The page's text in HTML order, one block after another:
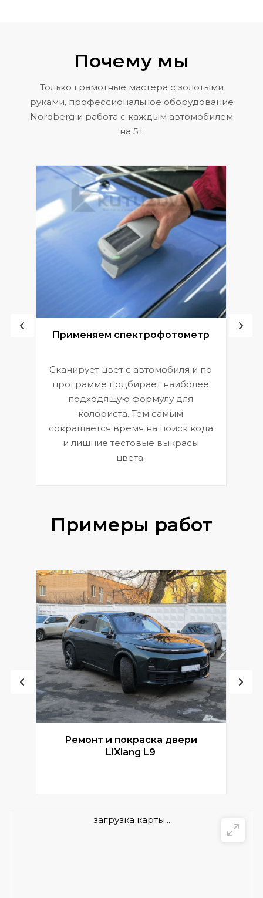
Почему мы
Только грамотные мастера с золотыми
руками, профессиональное оборудование
Nordberg и работа с каждым автомобилем
на 5+
Применяем спектрофотометр
Сканирует цвет с автомобиля и по
программе подбирает наиболее
подходящую формулу для
колориста. Тем самым
сокращается время на поиск кода
и лишние тестовые выкрасы
цвета.
Примеры работ
Ремонт и покраска двери
LiXiang L9
загрузка карты...